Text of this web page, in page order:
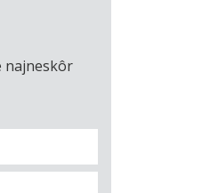
najneskôr